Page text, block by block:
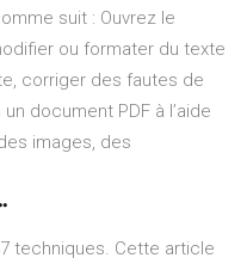
suit : Ouvrez le
ou formater du texte
corriger des fautes de
document PDF à l’aide
images, des
techniques. Cette article